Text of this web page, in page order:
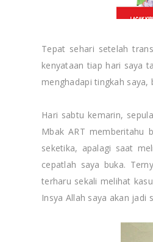
Tepat sehari setelah
kenyataan tiap hari saya
menghadapi tingkah saya,
Hari sabtu kemarin,
Mbak ART memberitahu
seketika, apalagi saat
cepatlah saya buka.
terharu sekali melihat
Insya Allah saya akan jadi